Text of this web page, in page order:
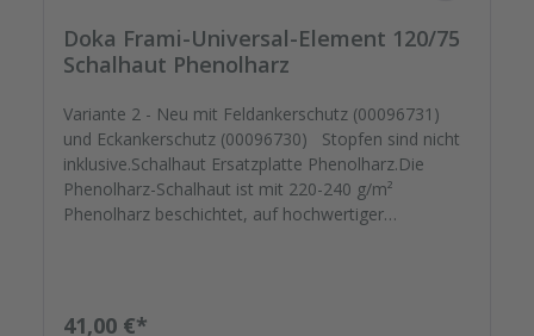
Doka Frami-Universal-Element 120/75
Schalhaut Phenolharz
Variante 2 - Neu mit Feldankerschutz (00096731)
und Eckankerschutz (00096730) Stopfen sind nicht
inklusive.Schalhaut Ersatzplatte Phenolharz.Die
Phenolharz-Schalhaut ist mit 220-240 g/m²
Phenolharz beschichtet, auf hochwertiger
Elementrahmen. Darauf können Sie sich
Regulärer Preis:
41,00 €*